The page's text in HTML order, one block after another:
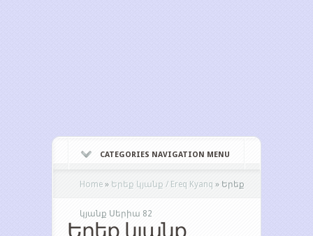
CATEGORIES NAVIGATION MENU
Home » Երեք կյանք / Ereq Kyanq » Երեք
կյանք Սերիա 82
Երեք կյանք